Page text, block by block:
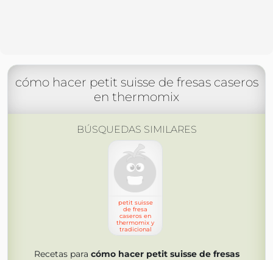
cómo hacer petit suisse de fresas caseros
en thermomix
BÚSQUEDAS SIMILARES
petit suisse
de fresa
caseros en
thermomix y
tradicional
Recetas para cómo hacer petit suisse de fresas